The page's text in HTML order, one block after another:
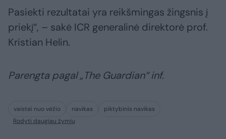
Pasiekti rezultatai yra reikšmingas žingsnis į
priekį“, – sakė ICR generalinė direktorė prof.
Kristian Helin.
Parengta pagal „The Guardian“ inf.
vaistai nuo vėžio navikas
piktybinis navikas
Rodyti daugiau žymių